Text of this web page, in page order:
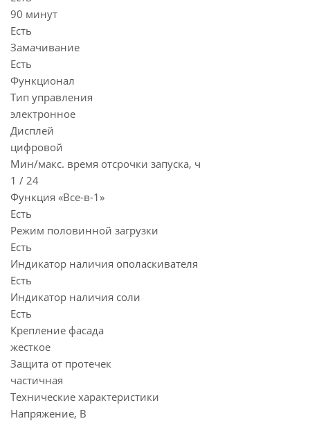
90 минут
Есть
Замачивание
Есть
Функционал
Тип управления
электронное
Дисплей
цифровой
Мин/макс. время отсрочки запуска, ч
1 / 24
Функция «Все-в-1»
Есть
Режим половинной загрузки
Есть
Индикатор наличия ополаскивателя
Есть
Индикатор наличия соли
Есть
Крепление фасада
жесткое
Защита от протечек
частичная
Технические характеристики
Напряжение, В